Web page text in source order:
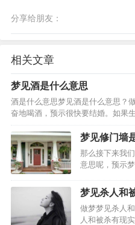
分享给朋友：
相关文章
梦见酒是什么意思
酒是什么意思梦见酒是什么意思？
奋地喝酒，预示很快要结婚。如果
而尽，还暗示可能会遇到危险。妻
男人梦见给妻子或情人一杯酒，夫
梦见修门墙
那么接下来我
意思呢，预示
修房子，预示
情；女人梦见
荣心太强而可
梦见杀人和
做梦梦见杀人
人和被杀有现